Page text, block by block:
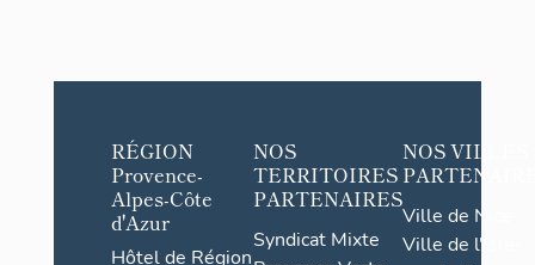
RÉGION
Provence-
Alpes-Côte
d'Azur
Hôtel de Région
NOS
TERRITOIRES
PARTENAIRES
Syndicat Mixte
NOS VILLES
Ville de Nice
Ville de l'Isle-